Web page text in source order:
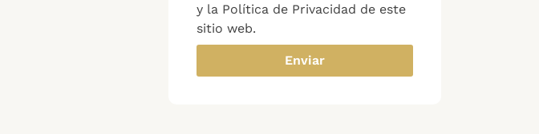
y la Política de Privacidad de este
sitio web.
Enviar